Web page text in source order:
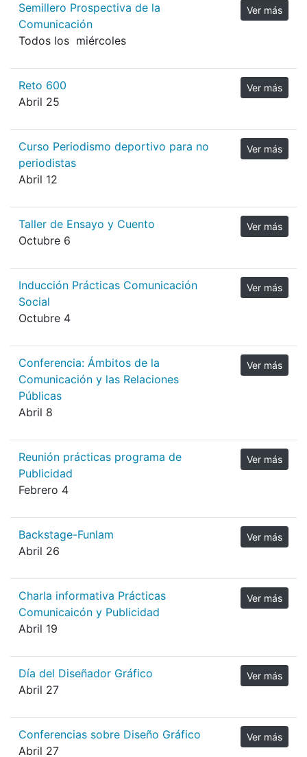
Semillero Prospectiva de la
Comunicación
Todos los miércoles
Ver más
Reto 600
Abril 25
Ver más
Curso Periodismo deportivo para no
periodistas
Abril 12
Ver más
Taller de Ensayo y Cuento
Octubre 6
Ver más
Inducción Prácticas Comunicación
Social
Octubre 4
Ver más
Conferencia: Ámbitos de la
Comunicación y las Relaciones
Públicas
Abril 8
Ver más
Reunión prácticas programa de
Publicidad
Febrero 4
Ver más
Backstage-Funlam
Abril 26
Ver más
Charla informativa Prácticas
Comunicaicón y Publicidad
Abril 19
Ver más
Día del Diseñador Gráfico
Abril 27
Ver más
Conferencias sobre Diseño Gráfico
Abril 27
Ver más